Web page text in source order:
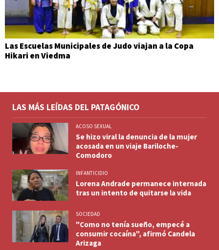
Las Escuelas Municipales de Judo viajan a la Copa
Hikari en Viedma
LAS MÁS LEÍDAS DEL PATAGÓNICO
ACOSO SEXUAL
Se hizo viral la denuncia de la mujer
acosada en un viaje Bariloche-
Comodoro
INFANTICIDIO
Lorena Andrade permanece internada
tras un intento de quitarse la vida
SOCIEDAD
"Como no tenía sueño, empecé a
consumir cocaína", afirmó Candela
Arizaga